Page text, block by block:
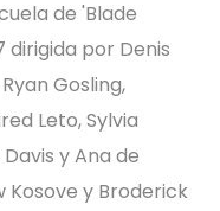
de 'Blade
dirigida por Denis
Gosling,
Leto, Sylvia
y Ana de
Kosove y Broderick